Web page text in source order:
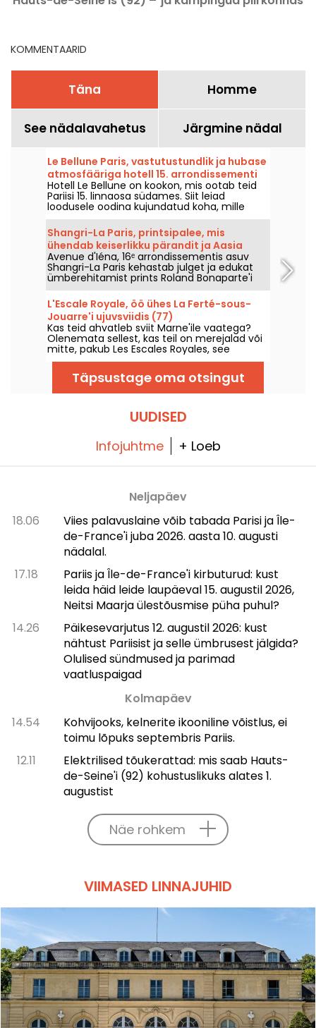
KOMMENTAARID
Täna Homme
See nädalavahetus Järgmine nädal
Le Bellune Paris, vastutustundlik ja hubase
atmosfääriga hotell 15. arrondissementi
südames.
Hotell Le Bellune on kookon, mis ootab teid
Pariisi 15. linnaosa südames. Siit leiad
loodusele oodina kujundatud koha, mille
lisaboonuseks on spaa, mis on ideaalne
akude laadimiseks, ja itaaliapärase
aktsendiga kohalik restoranibaar.
Shangri-La Paris, printsipalee, mis
ühendab keiserlikku pärandit ja Aasia
luksust Avenue d'Iéna'l.
Avenue d'Iéna, 16ᵉ arrondissementis asuv
Shangri-La Paris kehastab julget ja edukat
ümberehitamist prints Roland Bonaparte'i
erapaleest ajaloolise mälestusmärgi ja
väljapaistva palee hotelliks.
L'Escale Royale, öö ühes La Ferté-sous-
Jouarre'i ujuvsviidis (77)
Kas teid ahvatleb sviit Marne'ile vaatega?
Olenemata sellest, kas teil on merejalad või
mitte, pakub Les Escales Royales, see
ebatavaline majutusasutus vee peal,
võimalust veeta üks öö (või soovi korral
rohkem) ühes oma ujuvsviidis La Ferté-
sous-Jouarre'i lähedal.
Täpsustage oma otsingut
UUDISED
Infojuhtme + Loeb
Neljapäev
18.06
Viies palavuslaine võib tabada Parisi ja Île-
de-France'i juba 2026. aasta 10. augusti
nädalal.
17.18
Pariis ja Île-de-France'i kirbuturud: kust
leida häid leide laupäeval 15. augustil 2026,
Neitsi Maarja ülestõusmise püha puhul?
14.26
Päikesevarjutus 12. augustil 2026: kust
nähtust Pariisist ja selle ümbrusest jälgida?
Olulised sündmused ja parimad
vaatluspaigad
Kolmapäev
14.54
Kohvijooks, kelnerite ikooniline võistlus, ei
toimu lõpuks septembris Pariis.
12.11
Elektrilised tõukerattad: mis saab Hauts-
de-Seine'i (92) kohustuslikuks alates 1.
augustist
Näe rohkem
VIIMASED LINNAJUHID